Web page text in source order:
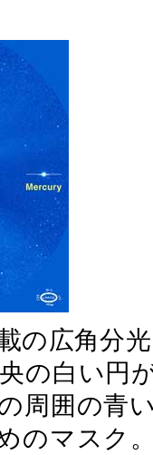
の広角分
の白い円
周囲の青
のマスク